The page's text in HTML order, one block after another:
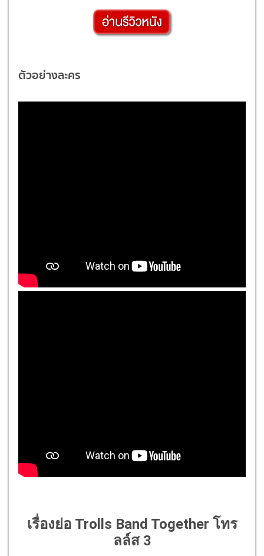
ตัวอย่างละคร
เรื่องย่อ Trolls Band Together โทร
ลล์ส 3